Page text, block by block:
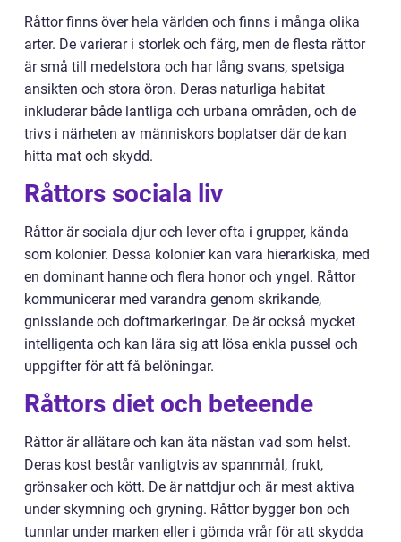
Råttor finns över hela världen och finns i många olika
arter. De varierar i storlek och färg, men de flesta råttor
är små till medelstora och har lång svans, spetsiga
ansikten och stora öron. Deras naturliga habitat
inkluderar både lantliga och urbana områden, och de
trivs i närheten av människors boplatser där de kan
hitta mat och skydd.
Råttors sociala liv
Råttor är sociala djur och lever ofta i grupper, kända
som kolonier. Dessa kolonier kan vara hierarkiska, med
en dominant hanne och flera honor och yngel. Råttor
kommunicerar med varandra genom skrikande,
gnisslande och doftmarkeringar. De är också mycket
intelligenta och kan lära sig att lösa enkla pussel och
uppgifter för att få belöningar.
Råttors diet och beteende
Råttor är allätare och kan äta nästan vad som helst.
Deras kost består vanligtvis av spannmål, frukt,
grönsaker och kött. De är nattdjur och är mest aktiva
under skymning och gryning. Råttor bygger bon och
tunnlar under marken eller i gömda vrår för att skydda